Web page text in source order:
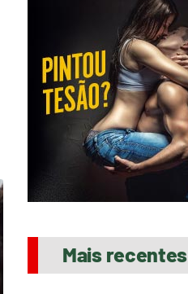
Mais recentes